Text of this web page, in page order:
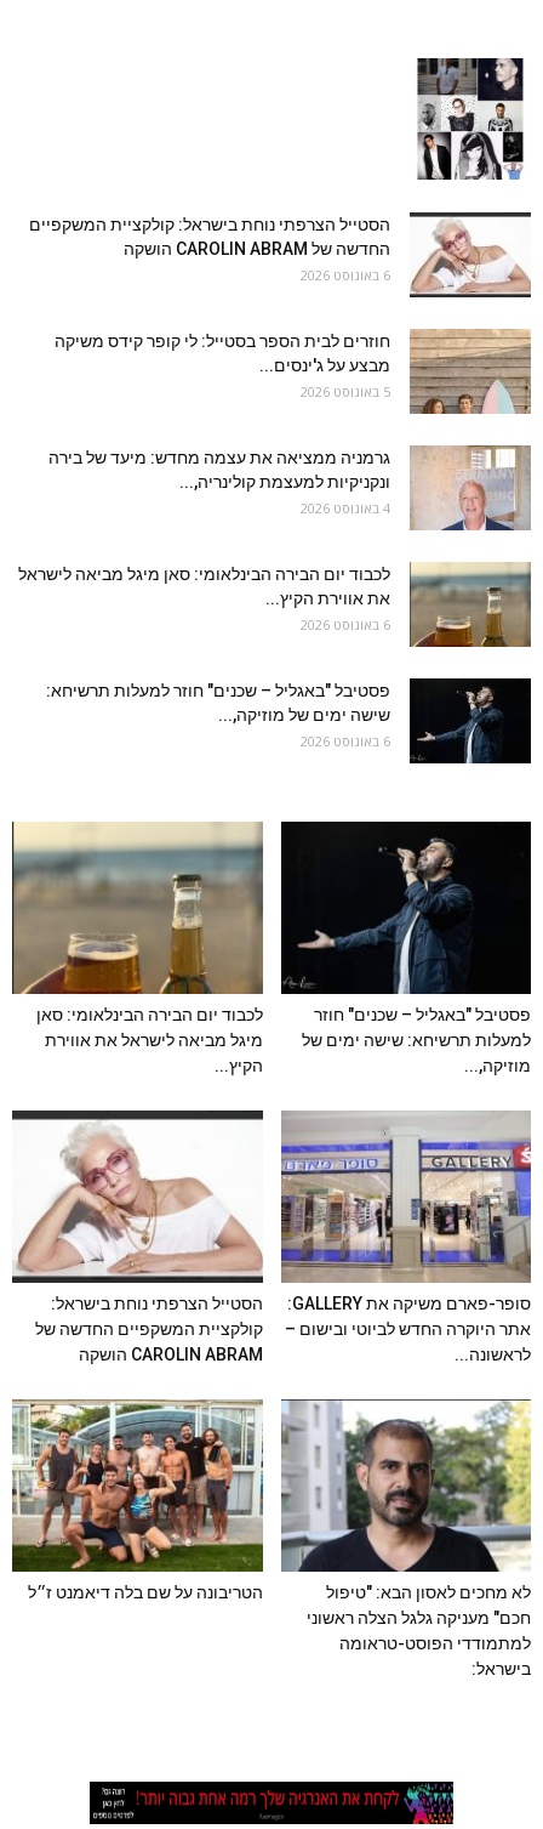
הסטייל הצרפתי נוחת בישראל: קולקציית המשקפיים
החדשה של CAROLIN ABRAM הושקה
6 באוגוסט 2026
חוזרים לבית הספר בסטייל: לי קופר קידס משיקה
מבצע על ג'ינסים...
5 באוגוסט 2026
גרמניה ממציאה את עצמה מחדש: מיעד של בירה
ונקניקיות למעצמת קולינריה,...
4 באוגוסט 2026
לכבוד יום הבירה הבינלאומי: סאן מיגל מביאה לישראל
את אווירת הקיץ...
6 באוגוסט 2026
פסטיבל "באגליל – שכנים" חוזר למעלות תרשיחא:
שישה ימים של מוזיקה,...
6 באוגוסט 2026
פסטיבל "באגליל – שכנים" חוזר
למעלות תרשיחא: שישה ימים של
מוזיקה,...
לכבוד יום הבירה הבינלאומי: סאן
מיגל מביאה לישראל את אווירת
הקיץ...
סופר-פארם משיקה את GALLERY:
אתר היוקרה החדש לביוטי ובישום –
לראשונה...
הסטייל הצרפתי נוחת בישראל:
קולקציית המשקפיים החדשה של
CAROLIN ABRAM הושקה
לא מחכים לאסון הבא: "טיפול
חכם" מעניקה גלגל הצלה ראשוני
למתמודדי הפוסט-טראומה
בישראל:
הטריבונה על שם בלה דיאמנט ז״ל